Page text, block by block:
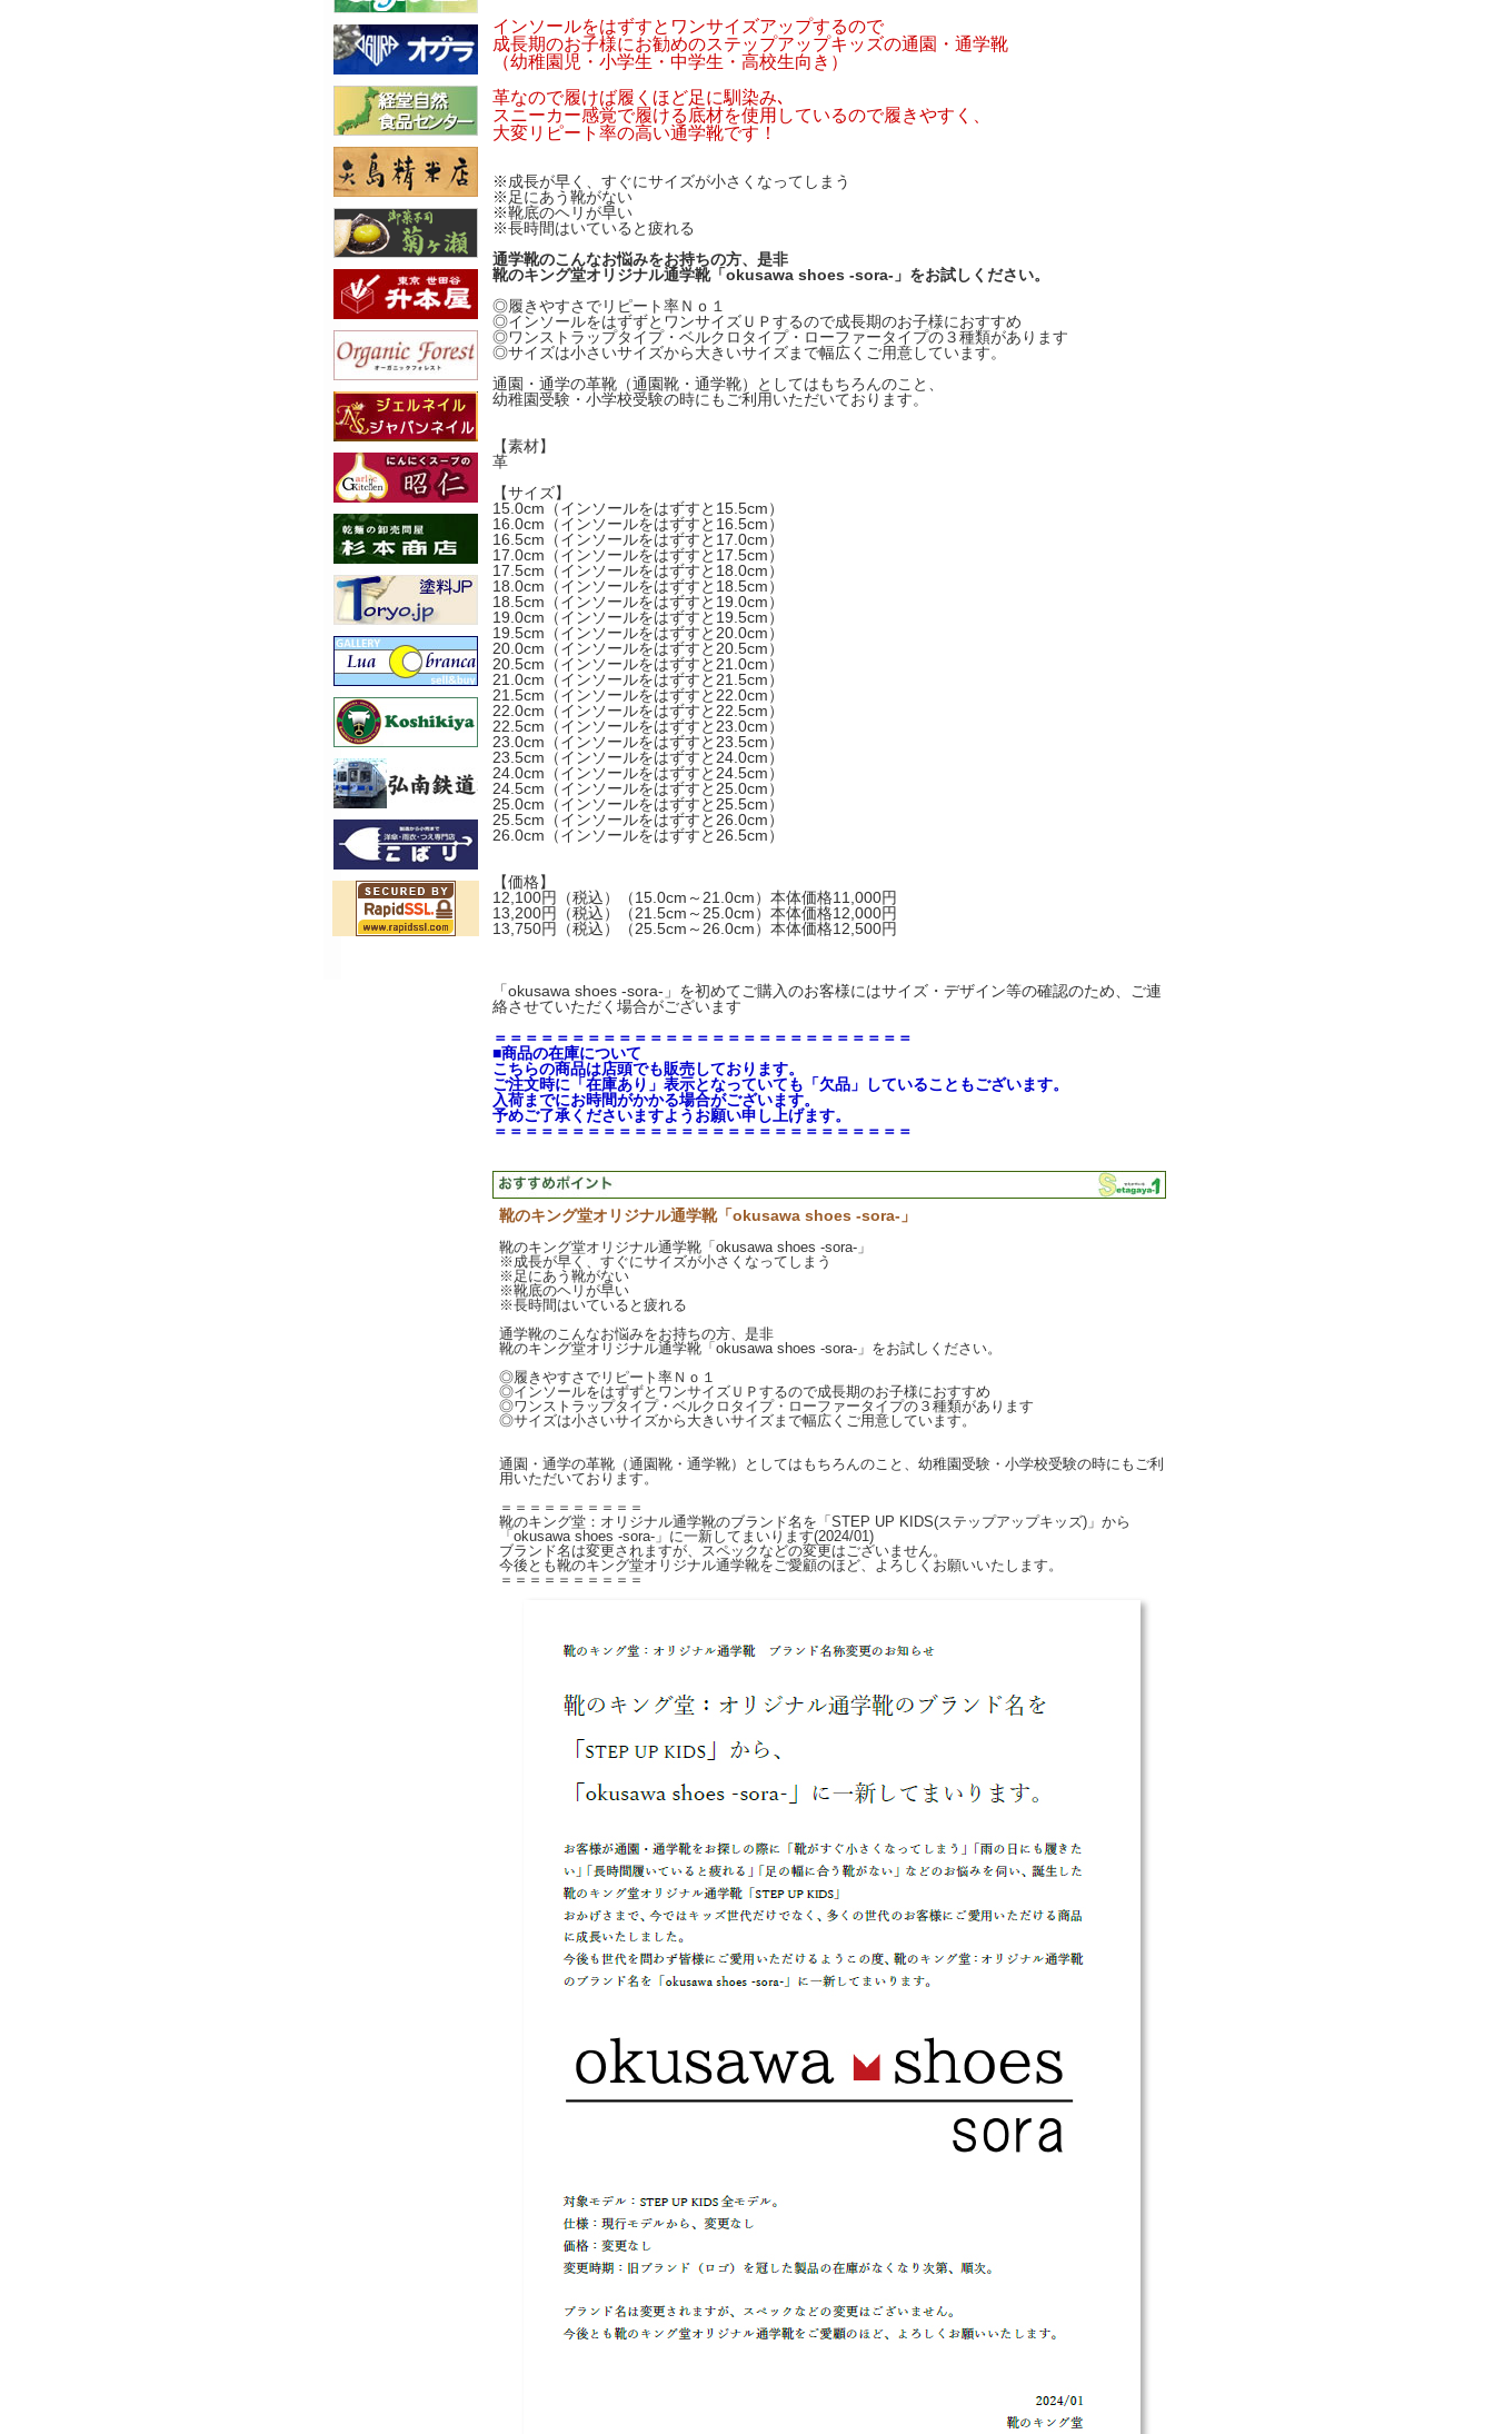
インソールをはずすとワンサイズアップするので
成長期のお子様にお勧めのステップアップキッズの通園・通学靴
（幼稚園児・小学生・中学生・高校生向き）
革なので履けば履くほど足に馴染み､
スニーカー感覚で履ける底材を使用しているので履きやすく、
大変リピート率の高い通学靴です！
※成長が早く、すぐにサイズが小さくなってしまう
※足にあう靴がない
※靴底のヘリが早い
※長時間はいていると疲れる
通学靴のこんなお悩みをお持ちの方、是非
靴のキング堂オリジナル通学靴「okusawa shoes -sora-」をお試しください。
◎履きやすさでリピート率Ｎｏ１
◎インソールをはずずとワンサイズＵＰするので成長期のお子様におすすめ
◎ワンストラップタイプ・ベルクロタイプ・ローファータイプの３種類があります
◎サイズは小さいサイズから大きいサイズまで幅広くご用意しています。
通園・通学の革靴（通園靴・通学靴）としてはもちろんのこと、
幼稚園受験・小学校受験の時にもご利用いただいております。
【素材】
革
【サイズ】
15.0cm（インソールをはずすと15.5cm）
16.0cm（インソールをはずすと16.5cm）
16.5cm（インソールをはずすと17.0cm）
17.0cm（インソールをはずすと17.5cm）
17.5cm（インソールをはずすと18.0cm）
18.0cm（インソールをはずすと18.5cm）
18.5cm（インソールをはずすと19.0cm）
19.0cm（インソールをはずすと19.5cm）
19.5cm（インソールをはずすと20.0cm）
20.0cm（インソールをはずすと20.5cm）
20.5cm（インソールをはずすと21.0cm）
21.0cm（インソールをはずすと21.5cm）
21.5cm（インソールをはずすと22.0cm）
22.0cm（インソールをはずすと22.5cm）
22.5cm（インソールをはずすと23.0cm）
23.0cm（インソールをはずすと23.5cm）
23.5cm（インソールをはずすと24.0cm）
24.0cm（インソールをはずすと24.5cm）
24.5cm（インソールをはずすと25.0cm）
25.0cm（インソールをはずすと25.5cm）
25.5cm（インソールをはずすと26.0cm）
26.0cm（インソールをはずすと26.5cm）
【価格】
12,100円（税込）（15.0cm～21.0cm）本体価格11,000円
13,200円（税込）（21.5cm～25.0cm）本体価格12,000円
13,750円（税込）（25.5cm～26.0cm）本体価格12,500円
「okusawa shoes -sora-」を初めてご購入のお客様にはサイズ・デザイン等の確認のため、ご連
絡させていただく場合がございます
＝＝＝＝＝＝＝＝＝＝＝＝＝＝＝＝＝＝＝＝＝＝＝＝＝＝＝
■商品の在庫について
こちらの商品は店頭でも販売しております。
ご注文時に「在庫あり」表示となっていても「欠品」していることもございます。
入荷までにお時間がかかる場合がございます。
予めご了承くださいますようお願い申し上げます。
＝＝＝＝＝＝＝＝＝＝＝＝＝＝＝＝＝＝＝＝＝＝＝＝＝＝＝
靴のキング堂オリジナル通学靴「okusawa shoes -sora-」
靴のキング堂オリジナル通学靴「okusawa shoes -sora-」
※成長が早く、すぐにサイズが小さくなってしまう
※足にあう靴がない
※靴底のヘリが早い
※長時間はいていると疲れる
通学靴のこんなお悩みをお持ちの方、是非
靴のキング堂オリジナル通学靴「okusawa shoes -sora-」をお試しください。
◎履きやすさでリピート率Ｎｏ１
◎インソールをはずずとワンサイズＵＰするので成長期のお子様におすすめ
◎ワンストラップタイプ・ベルクロタイプ・ローファータイプの３種類があります
◎サイズは小さいサイズから大きいサイズまで幅広くご用意しています。
通園・通学の革靴（通園靴・通学靴）としてはもちろんのこと、幼稚園受験・小学校受験の時にもご利
用いただいております。
＝＝＝＝＝＝＝＝＝＝
靴のキング堂：オリジナル通学靴のブランド名を「STEP UP KIDS(ステップアップキッズ)」から
「okusawa shoes -sora-」に一新してまいります(2024/01)
ブランド名は変更されますが、スペックなどの変更はございません。
今後とも靴のキング堂オリジナル通学靴をご愛顧のほど、よろしくお願いいたします。
＝＝＝＝＝＝＝＝＝＝